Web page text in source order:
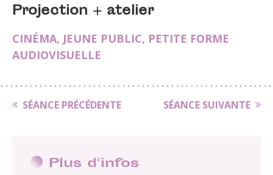
Projection + atelier
CINÉMA, JEUNE PUBLIC, PETITE FORME
AUDIOVISUELLE
SÉANCE PRÉCÉDENTE SÉANCE SUIVANTE
Plus d'infos